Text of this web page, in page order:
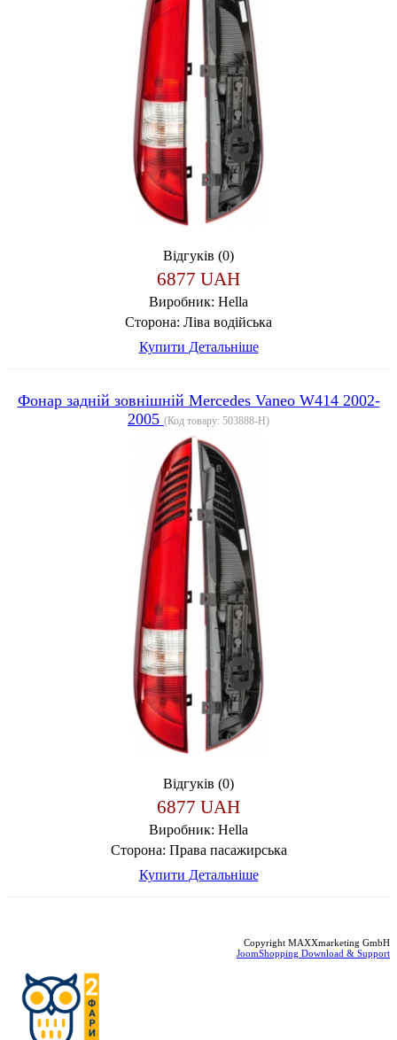
Відгуків (0)
6877 UAH
Виробник: Hella
Сторона: Ліва водійська
Купити Детальніше
Фонар задній зовнішній Mercedes Vaneo W414 2002-
2005 (Код товару: 503888-H)
Відгуків (0)
6877 UAH
Виробник: Hella
Сторона: Права пасажирська
Купити Детальніше
Copyright MAXXmarketing GmbH
JoomShopping Download & Support